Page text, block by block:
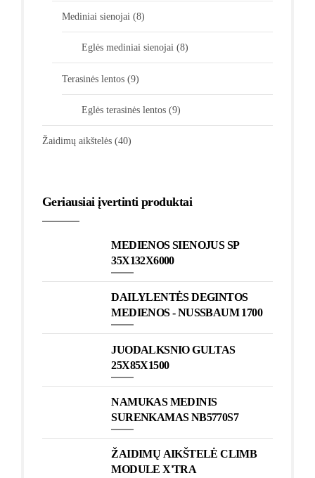
Mediniai sienojai (8)
Eglės mediniai sienojai (8)
Terasinės lentos (9)
Eglės terasinės lentos (9)
Žaidimų aikštelės (40)
Geriausiai įvertinti produktai
MEDIENOS SIENOJUS SP
35X132X6000
DAILYLENTĖS DEGINTOS
MEDIENOS - NUSSBAUM 1700
JUODALKSNIO GULTAS
25X85X1500
NAMUKAS MEDINIS
SURENKAMAS NB5770S7
ŽAIDIMŲ AIKŠTELĖ CLIMB
MODULE X'TRA